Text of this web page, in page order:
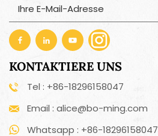
KONTAKTIERE UNS
Tel : +86-18296158047
Email : alice@bo-ming.com
Whatsapp : +86-18296158047